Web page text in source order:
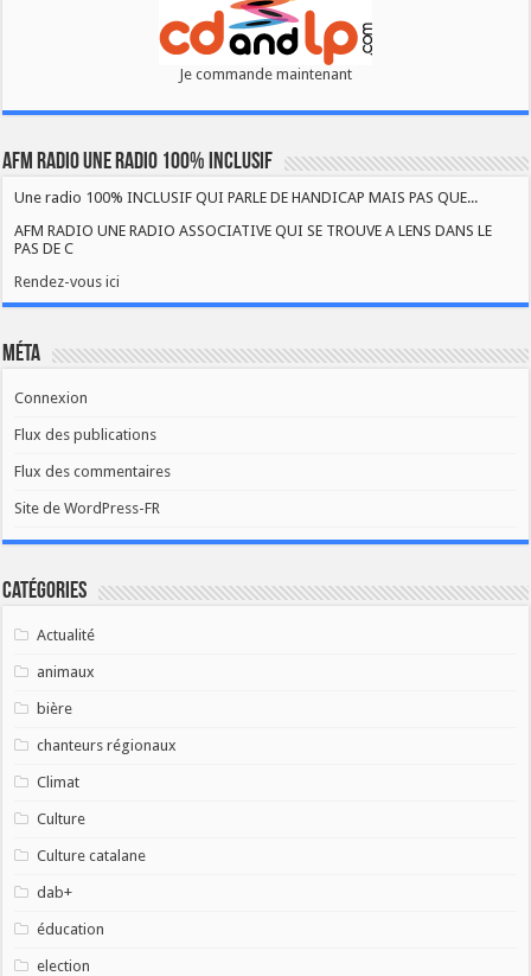
Je commande maintenant
AFM RADIO UNE RADIO 100% INCLUSIF
Une radio 100% INCLUSIF QUI PARLE DE HANDICAP MAIS PAS QUE...
AFM RADIO UNE RADIO ASSOCIATIVE QUI SE TROUVE A LENS DANS LE
PAS DE C
Rendez-vous ici
Méta
Connexion
Flux des publications
Flux des commentaires
Site de WordPress-FR
Catégories
Actualité
animaux
bière
chanteurs régionaux
Climat
Culture
Culture catalane
dab+
éducation
election